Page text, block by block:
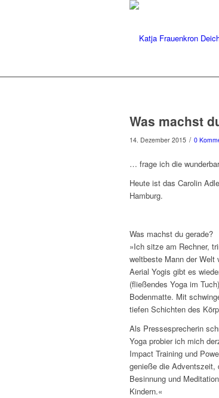
Was machst
14. Dezember 2015 / 0
… frage ich die
Heute ist das Carolin
Hamburg.
Was machst du gerade?
»Ich sitze am Rechner,
weltbeste Mann der Welt
Aerial Yogis gibt es
(fließendes Yoga im
Bodenmatte. Mit
tiefen Schichten des
Als Pressesprecherin
Yoga probier ich mich
Impact Training und
genieße die Adventszeit,
Besinnung und
Kindern.«